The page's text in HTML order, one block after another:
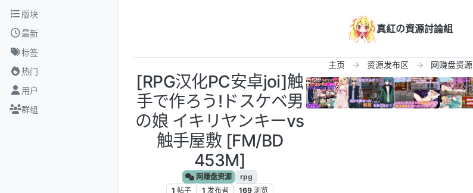
跳转至内容
版块
最新
标签
热门
用户
群组
真紅の資源討論組
主页 资源发布区 网赚盘资源
[RPG汉化PC安卓joi]触
手で作ろう!ドスケベ男
の娘 イキリヤンキーvs
触手屋敷 [FM/BD
453M]
网赚盘资源
rpg
1 帖子 1 发布者 169 浏览